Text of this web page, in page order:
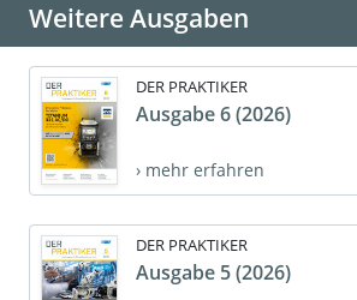
Weitere Ausgaben
DER PRAKTIKER
Ausgabe 6 (2026)
› mehr erfahren
DER PRAKTIKER
Ausgabe 5 (2026)